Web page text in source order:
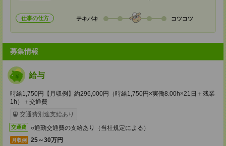
仕事の仕方 テキパキ コツコツ
募集情報
給与
時給1,750円【月収例】約296,000円（時給1,750円×実働8.00h×21日＋残業
1h）＋交通費
交通費別途支給あり
交通費 ○通勤交通費の支給あり（当社規定による）
月収例 25～30万円